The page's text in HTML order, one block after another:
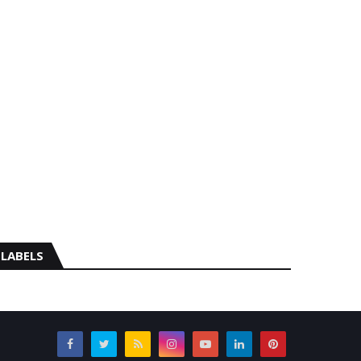
LABELS